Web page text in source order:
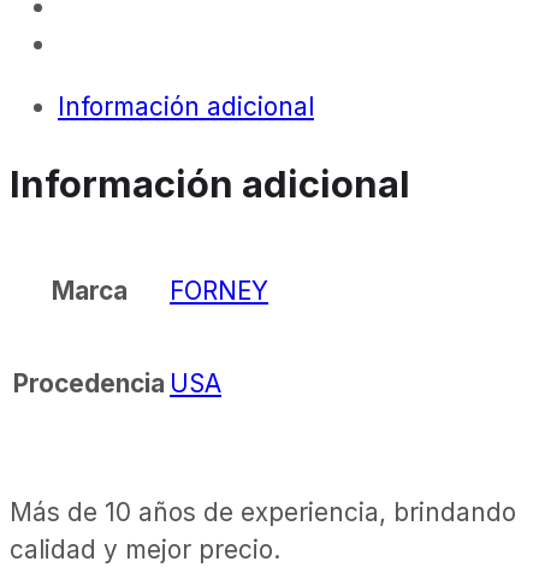
Información adicional
Información adicional
Marca FORNEY
Procedencia USA
Más de 10 años de experiencia, brindando
calidad y mejor precio.